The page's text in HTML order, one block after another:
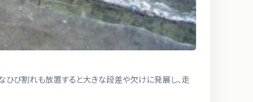
ひび割れも放置すると大きな段差や欠けに発展し、走